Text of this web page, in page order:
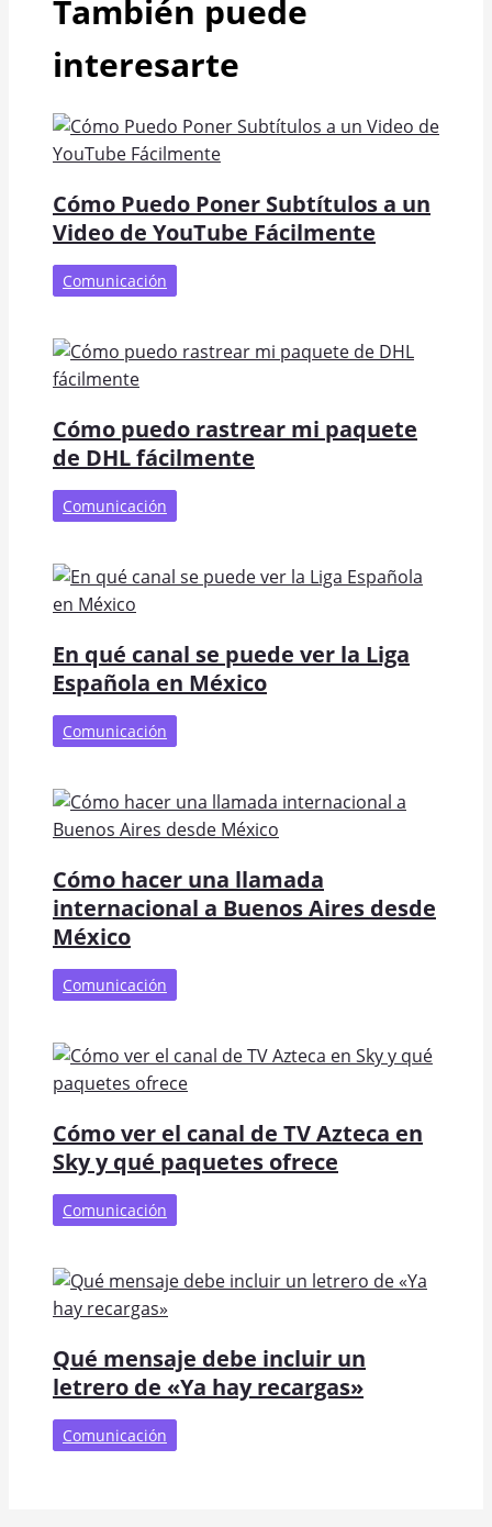
También puede
interesarte
Cómo Puedo Poner Subtítulos a un
Video de YouTube Fácilmente
Comunicación
Cómo puedo rastrear mi paquete
de DHL fácilmente
Comunicación
En qué canal se puede ver la Liga
Española en México
Comunicación
Cómo hacer una llamada
internacional a Buenos Aires desde
México
Comunicación
Cómo ver el canal de TV Azteca en
Sky y qué paquetes ofrece
Comunicación
Qué mensaje debe incluir un
letrero de «Ya hay recargas»
Comunicación